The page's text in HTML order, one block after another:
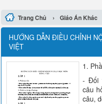
Trang Chủ › Giáo Án Khác
HƯỚNG DẪN ĐIỀU CHỈNH
VIỆT
1.
- Đối
câu
câu,